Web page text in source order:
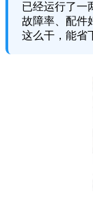
已经运行了一
故障率、配件
这么干，能省